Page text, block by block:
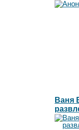
Ваня